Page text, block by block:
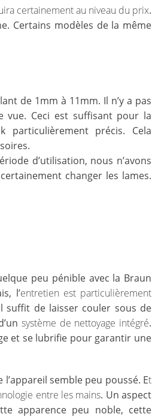
certainement au niveau du prix.
Certains modèles de la même
de 1mm à 11mm. Il n’y a pas
vue. Ceci est suffisant pour la
précis. Cela
d’utilisation, nous n’avons
changer les lames.
peu pénible avec la Braun
l’entretien est particulièrement
suffit de laisser couler sous de
système de nettoyage intégré.
et se lubrifie pour garantir une
semble peu poussé. Et
entre les mains. Un aspect
apparence peu noble, cette